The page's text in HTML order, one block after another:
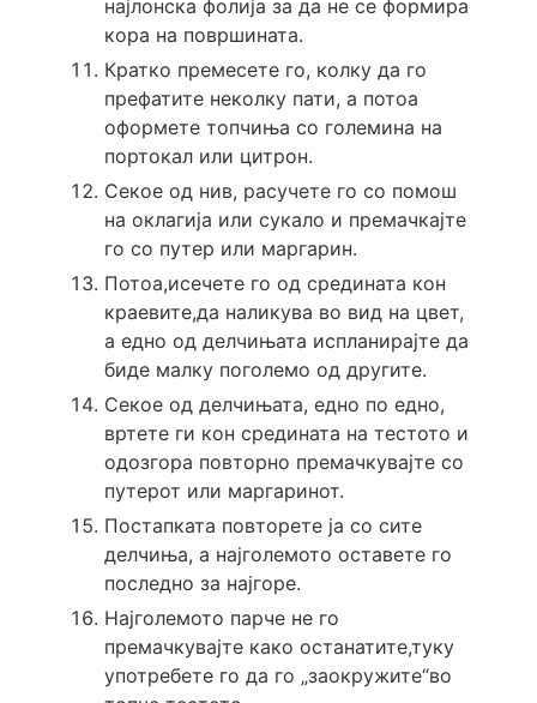
најлонска фолија за да не се формира
кора на површината.
Кратко премесете го, колку да го
префатите неколку пати, а потоа
оформете топчиња со големина на
портокал или цитрон.
Секое од нив, расучете го со помош
на оклагија или сукало и премачкајте
го со путер или маргарин.
Потоа,исечете го од средината кон
краевите,да наликува во вид на цвет,
а едно од делчињата испланирајте да
биде малку поголемо од другите.
Секое од делчињата, едно по едно,
вртете ги кон средината на тестото и
одозгора повторно премачкувајте со
путерот или маргаринот.
Постапката повторете ја со сите
делчиња, а најголемото оставете го
последно за најгоре.
Најголемото парче не го
премачкувајте како останатите,туку
употребете го да го „заокружите“во